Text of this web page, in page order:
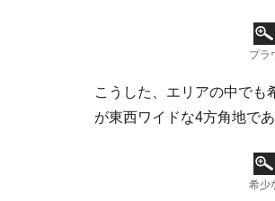
プラ
こうした、エリアの中でも
が東西ワイドな4方角地で
希少